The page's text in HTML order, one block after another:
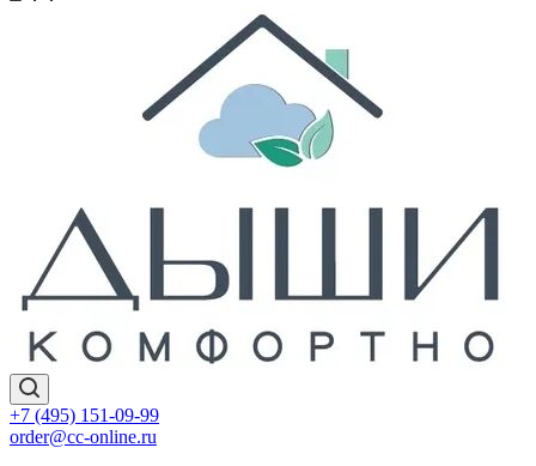
+7 (495) 151-09-99
order@cc-online.ru